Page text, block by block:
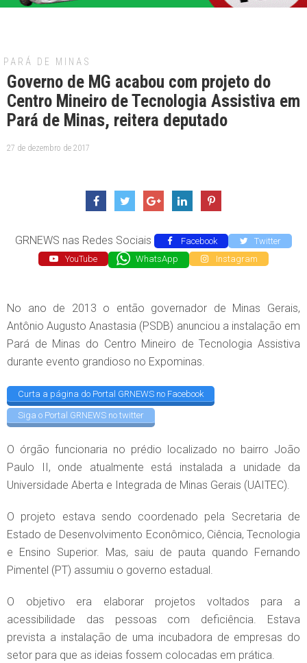
PARÁ DE MINAS
Governo de MG acabou com projeto do
Centro Mineiro de Tecnologia Assistiva em
Pará de Minas, reitera deputado
27 de dezembro de 2017
GRNEWS nas Redes Sociais Facebook
Twitter
YouTube
WhatsApp Instagram
No ano de 2013 o então governador de Minas Gerais,
Antônio Augusto Anastasia (PSDB) anunciou a instalação em
Pará de Minas do Centro Mineiro de Tecnologia Assistiva
durante evento grandioso no Expominas.
Curta a página do Portal GRNEWS no Facebook
Siga o Portal GRNEWS no twitter
O órgão funcionaria no prédio localizado no bairro João
Paulo II, onde atualmente está instalada a unidade da
Universidade Aberta e Integrada de Minas Gerais (UAITEC).
O projeto estava sendo coordenado pela Secretaria de
Estado de Desenvolvimento Econômico, Ciência, Tecnologia
e Ensino Superior. Mas, saiu de pauta quando Fernando
Pimentel (PT) assumiu o governo estadual.
O objetivo era elaborar projetos voltados para a
acessibilidade das pessoas com deficiência. Estava
prevista a instalação de uma incubadora de empresas do
setor para que as ideias fossem colocadas em prática.